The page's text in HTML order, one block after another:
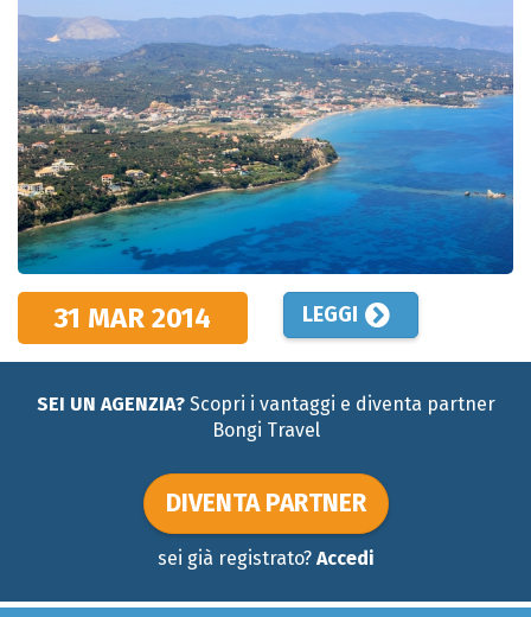
31 MAR 2014 LEGGI
SEI UN AGENZIA?Scopri i vantaggi e diventa partner
Bongi Travel
DIVENTA PARTNER
sei già registrato? Accedi